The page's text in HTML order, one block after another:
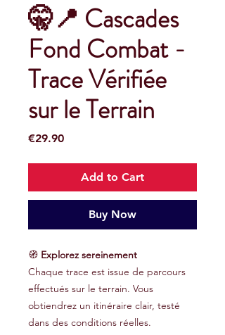
🤫📍 Cascades
Fond Combat -
Trace Vérifiée
sur le Terrain
€29.90Price
Add to Cart
Buy Now
🧭 Explorez sereinement
Chaque trace est issue de parcours
effectués sur le terrain. Vous
obtiendrez un itinéraire clair, testé
dans des conditions réelles.